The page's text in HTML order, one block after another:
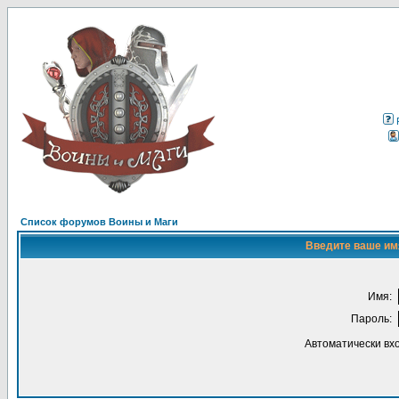
Список форумов Воины и Маги
Введите ваше
Имя:
Пароль:
Автоматически